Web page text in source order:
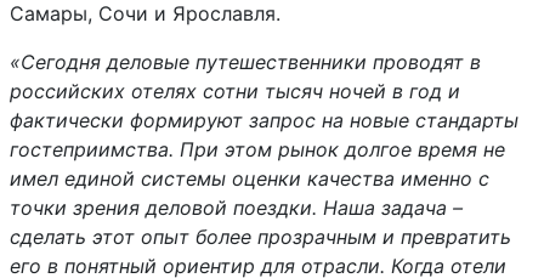
Самары, Сочи и Ярославля.
«Сегодня деловые путешественники проводят в
российских отелях сотни тысяч ночей в год и
фактически формируют запрос на новые стандарты
гостеприимства. При этом рынок долгое время не
имел единой системы оценки качества именно с
точки зрения деловой поездки. Наша задача –
сделать этот опыт более прозрачным и превратить
его в понятный ориентир для отрасли. Когда отели